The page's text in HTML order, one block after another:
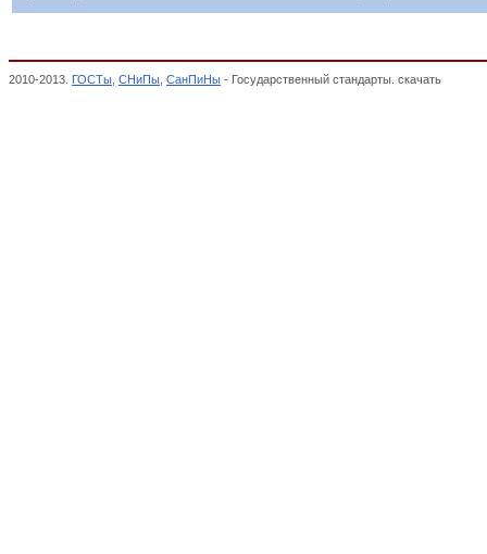
2010-2013. ГОСТы СНиПы СанПиНы - Государственный стандарты. скачать